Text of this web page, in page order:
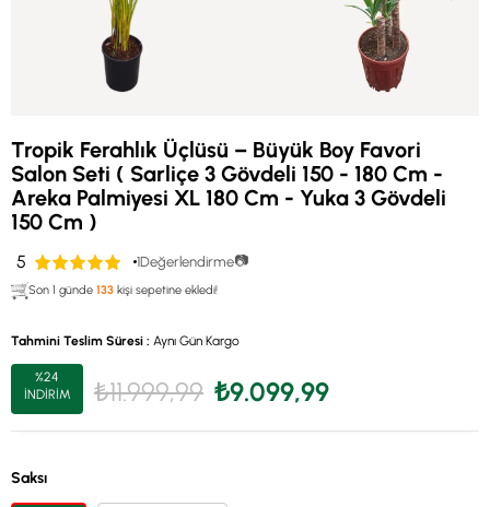
Tropik Ferahlık Üçlüsü – Büyük Boy Favori
Salon Seti ( Sarliçe 3 Gövdeli 150 - 180 Cm -
Areka Palmiyesi XL 180 Cm - Yuka 3 Gövdeli
150 Cm )
5 1Değerlendirme📷
Tahmini Teslim Süresi : Aynı Gün Kargo
%24
İNDIRIM
₺11.999,99 ₺9.099,99
Saksı